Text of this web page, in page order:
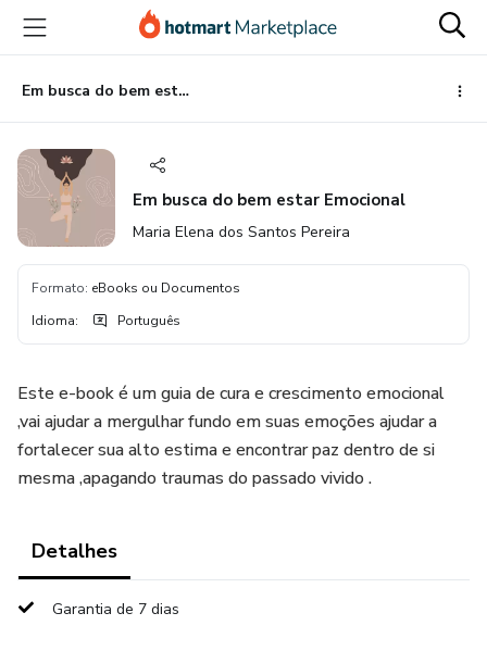
para
conteúdo
principal
para
pagamento
para
rodapé
Em busca do bem estar Emocional
Em busca do bem estar Emocional
Maria Elena dos Santos Pereira
Formato: eBooks ou Documentos
Idioma: Português
Este e-book é um guia de cura e crescimento emocional
,vai ajudar a mergulhar fundo em suas emoções ajudar a
fortalecer sua alto estima e encontrar paz dentro de si
mesma ,apagando traumas do passado vivido .
Detalhes
Garantia de 7 dias